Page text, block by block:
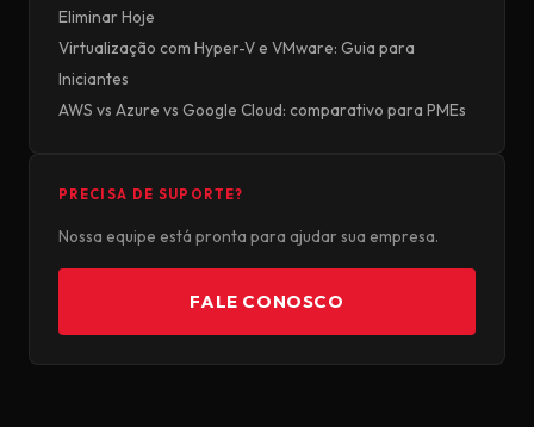
Eliminar Hoje
Virtualização com Hyper-V e VMware: Guia para
Iniciantes
AWS vs Azure vs Google Cloud: comparativo para PMEs
PRECISA DE SUPORTE?
Nossa equipe está pronta para ajudar sua empresa.
FALE CONOSCO